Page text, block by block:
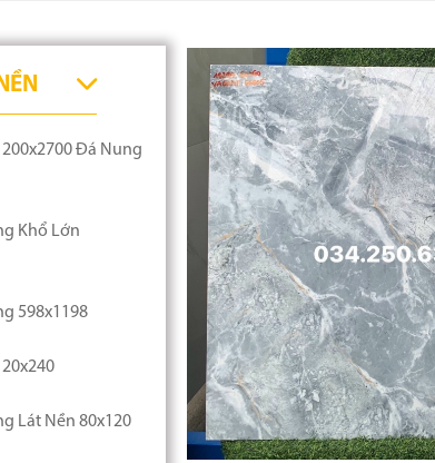
Đá Nung
Khổ Lớn
598x1198
Lát Nền 80x120